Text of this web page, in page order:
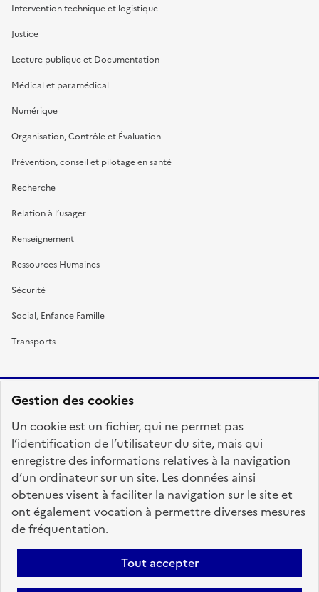
Gestion des cookies
Un cookie est un fichier, qui ne permet pas
l’identification de l’utilisateur du site, mais qui
enregistre des informations relatives à la navigation
d’un ordinateur sur un site. Les données ainsi
obtenues visent à faciliter la navigation sur le site et
ont également vocation à permettre diverses mesures
de fréquentation.
Tout accepter
Intervention technique et logistique
Justice
Lecture publique et Documentation
Médical et paramédical
Numérique
Organisation, Contrôle et Évaluation
Prévention, conseil et pilotage en santé
Recherche
Relation à l’usager
Renseignement
Ressources Humaines
Sécurité
Social, Enfance Famille
Transports
FRANÇAISE
fonction-publique.gouv.fr
legifrance.gouv.fr
gouvernement.fr
Accessibilité : totalement conforme